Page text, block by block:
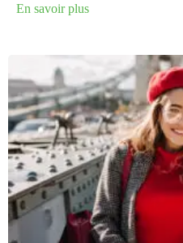
En savoir plus